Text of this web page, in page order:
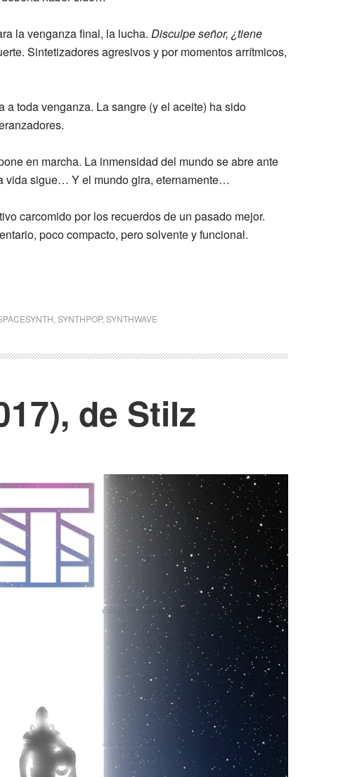
la venganza final, la lucha. Disculpe señor, ¿tiene
Sintetizadores agresivos y por momentos arrítmicos,
a toda venganza. La sangre (y el aceite) ha sido
en marcha. La inmensidad del mundo se abre ante
vida sigue… Y el mundo gira, eternamente…
carcomido por los recuerdos de un pasado mejor.
poco compacto, pero solvente y funcional.
SYNTHPOP, SYNTHWAVE
de Stilz